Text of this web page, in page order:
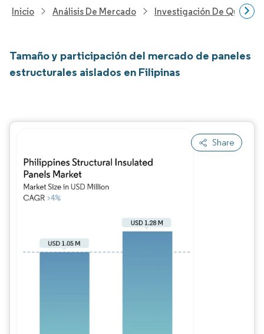
Inicio Análisis De Mercado Investigación De
Tamaño y participación del mercado de paneles
estructurales aislados en Filipinas
Share